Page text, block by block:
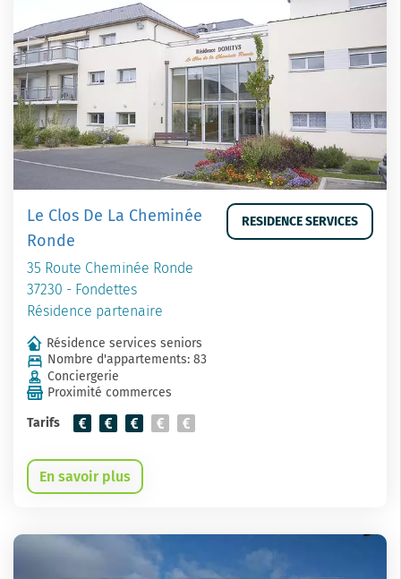
Le Clos De La Cheminée
Ronde
35 Route Cheminée Ronde
37230 - Fondettes
Résidence partenaire
RESIDENCE SERVICES
Résidence services seniors
Nombre d'appartements: 83
Conciergerie
Proximité commerces
Tarifs
En savoir plus